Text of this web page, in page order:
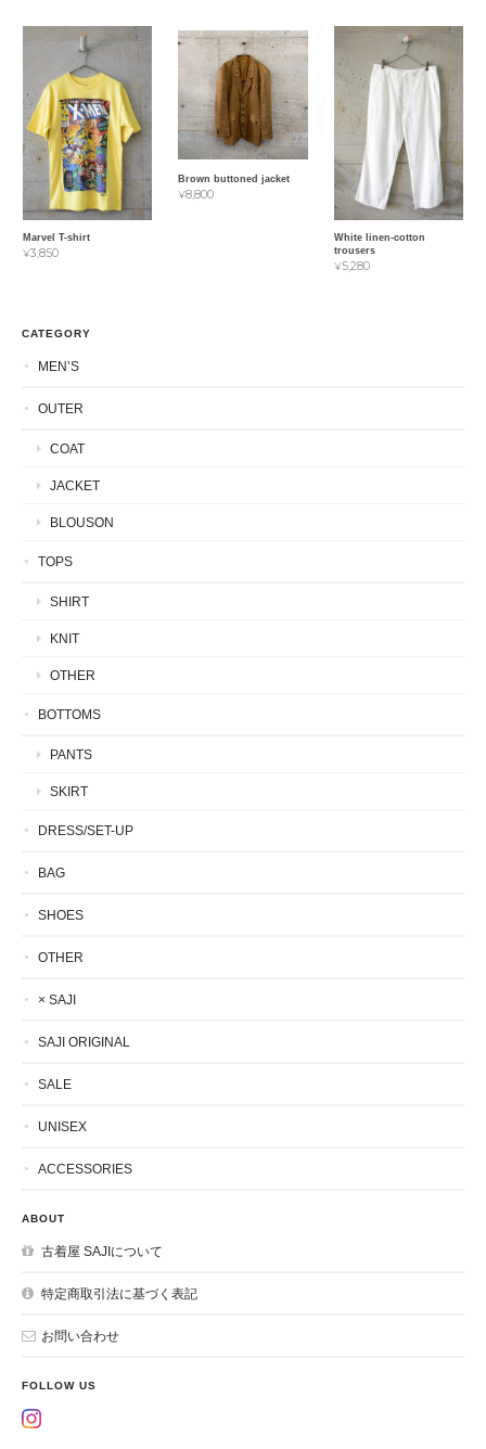
Marvel T-shirt
¥3,850
Brown buttoned jacket
¥8,800
White linen-cotton
trousers
¥5,280
CATEGORY
MEN’S
OUTER
COAT
JACKET
BLOUSON
TOPS
SHIRT
KNIT
OTHER
BOTTOMS
PANTS
SKIRT
DRESS/SET-UP
BAG
SHOES
OTHER
× SAJI
SAJI ORIGINAL
SALE
UNISEX
ACCESSORIES
ABOUT
古着屋 SAJIについて
特定商取引法に基づく表記
お問い合わせ
FOLLOW US